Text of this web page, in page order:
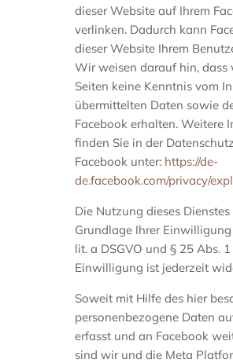
dieser Website auf Ihrem
verlinken. Dadurch kann
dieser Website Ihrem
Wir weisen darauf hin, dass
Seiten keine Kenntnis vom
übermittelten Daten sowie
Facebook erhalten. Weitere
finden Sie in der
Facebook unter: https://de-
de.facebook.com/privacy/
Die Nutzung dieses
Grundlage Ihrer
lit. a DSGVO und § 25 Abs.
Einwilligung ist jederzeit
Soweit mit Hilfe des hier
personenbezogene Daten
erfasst und an Facebook
sind wir und die Meta